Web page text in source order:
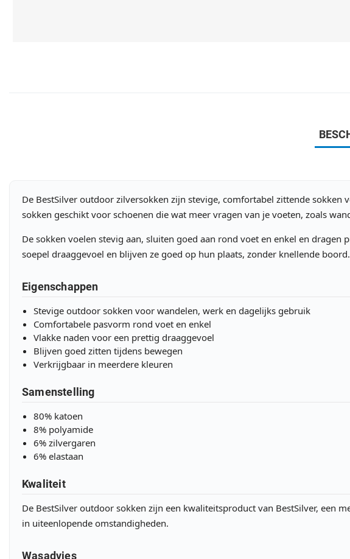
De BestSilver outdoor zilversokken zijn stevige, comfortabel zittende
sokken geschikt voor schoenen die wat meer vragen van je voeten, zoals
De sokken voelen stevig aan, sluiten goed aan rond voet en enkel en
soepel draaggevoel en blijven ze goed op hun plaats, zonder knellende boord.
Eigenschappen
Stevige outdoor sokken voor wandelen, werk en dagelijks gebruik
Comfortabele pasvorm rond voet en enkel
Vlakke naden voor een prettig draaggevoel
Blijven goed zitten tijdens bewegen
Verkrijgbaar in meerdere kleuren
Samenstelling
80% katoen
8% polyamide
6% zilvergaren
6% elastaan
Kwaliteit
De BestSilver outdoor sokken zijn een kwaliteitsproduct van BestSilver,
in uiteenlopende omstandigheden.
Wasadvies